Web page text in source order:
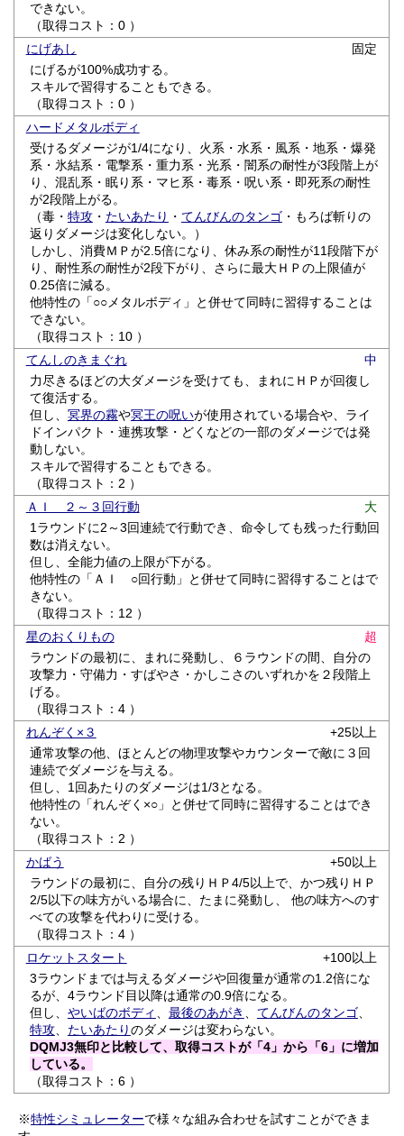
できない。
（取得コスト：0 ）
にげあし
固定
にげるが100%成功する。
スキルで習得することもできる。
（取得コスト：0 ）
ハードメタルボディ
受けるダメージが1/4になり、火系・水系・風系・地系・爆発
系・氷結系・電撃系・重力系・光系・闇系の耐性が3段階上が
り、混乱系・眠り系・マヒ系・毒系・呪い系・即死系の耐性
が2段階上がる。
（毒・ 特攻・ たいあたり ・ てんびんのタンゴ・もろば斬りの
返りダメージは変化しない。）
しかし、消費ＭＰが2.5倍になり、休み系の耐性が11段階下が
り、耐性系の耐性が2段下がり、さらに最大ＨＰの上限値が
0.25倍に減る。
他特性の「○○メタルボディ」と併せて同時に習得することは
できない。
（取得コスト：10 ）
てんしのきまぐれ
中
力尽きるほどの大ダメージを受けても、まれにＨＰが回復し
て復活する。
但し、 冥界の霧や冥王の呪いが使用されている場合や、ライ
ドインパクト・連携攻撃・どくなどの一部のダメージでは発
動しない。
スキルで習得することもできる。
（取得コスト：2 ）
ＡＩ ２～３回行動
大
1ラウンドに2～3回連続で行動でき、命令しても残った行動回
数は消えない。
但し、全能力値の上限が下がる。
他特性の「ＡＩ ○回行動」と併せて同時に習得することはで
きない。
（取得コスト：12 ）
星のおくりもの
超
ラウンドの最初に、まれに発動し、６ラウンドの間、自分の
攻撃力・守備力・すばやさ・かしこさのいずれかを２段階上
げる。
（取得コスト：4 ）
れんぞく×３
+25以上
通常攻撃の他、ほとんどの物理攻撃やカウンターで敵に３回
連続でダメージを与える。
但し、1回あたりのダメージは1/3となる。
他特性の「れんぞく×○」と併せて同時に習得することはでき
ない。
（取得コスト：2 ）
かばう
+50以上
ラウンドの最初に、自分の残りＨＰ4/5以上で、かつ残りＨＰ
2/5以下の味方がいる場合に、たまに発動し、 他の味方へのす
べての攻撃を代わりに受ける。
（取得コスト：4 ）
ロケットスタート
+100以上
3ラウンドまでは与えるダメージや回復量が通常の1.2倍にな
るが、4ラウンド目以降は通常の0.9倍になる。
但し、 やいばのボディ 最後のあがき てんびんのタンゴ、
特攻、 たいあたりのダメージは変わらない。
DQMJ3無印と比較して、取得コストが「4」から「6」に増加
している。
（取得コスト：6 ）
※特性シミュレーターで様々な組み合わせを試すことができま